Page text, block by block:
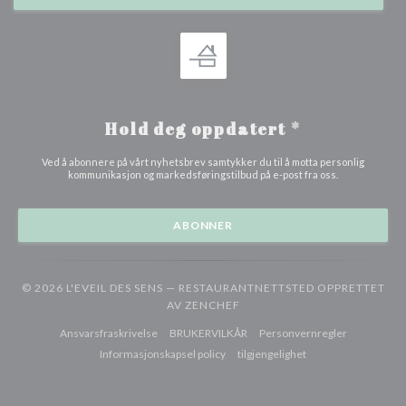
Hold deg oppdatert *
Ved å abonnere på vårt nyhetsbrev samtykker du til å motta personlig
kommunikasjon og markedsføringstilbud på e-post fra oss.
ABONNER
© 2026 L'EVEIL DES SENS — RESTAURANTNETTSTED OPPRETTET
AV ZENCHEF
Ansvarsfraskrivelse((åpner i et nytt vindu))
BRUKERVILKÅR((åpner i et nytt vindu))
Personvernregler((åpner i et
Informasjonskapsel policy((åpner i et nytt vindu))
tilgjengelighet((åpner i et nytt